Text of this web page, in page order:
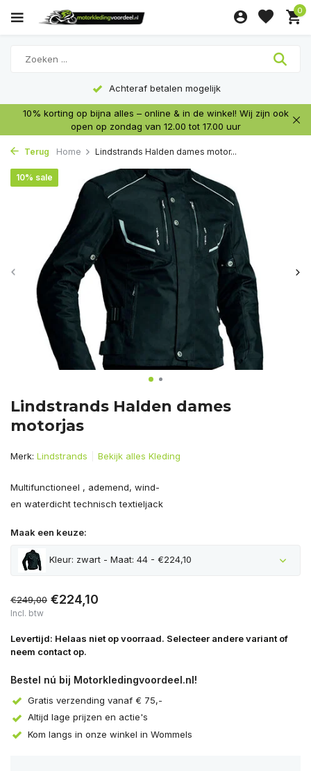
0
Achteraf betalen mogelijk
10% korting op bijna alles – online & in de winkel! Wij zijn ook
open op zondag van 12.00 tot 17.00 uur
Terug Home Lindstrands Halden dames motor...
Lindstrands Halden dames
motorjas
10% sale
Merk: Lindstrands Bekijk alles Kleding
Multifunctioneel , ademend, wind-
en waterdicht technisch textieljack
Maak een keuze:
Kleur: zwart - Maat: 44 - €224,10
€249,00 €224,10
Incl. btw
Levertijd: Helaas niet op voorraad. Selecteer andere variant of
neem contact op.
Bestel nú bij Motorkledingvoordeel.nl!
Gratis verzending vanaf € 75,-
Altijd lage prijzen en actie's
Kom langs in onze winkel in Wommels